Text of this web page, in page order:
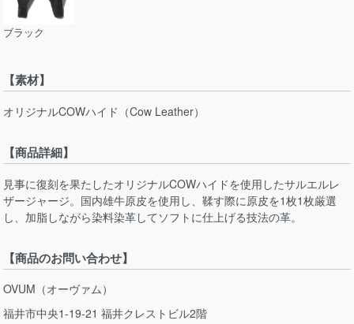
ブラック
【素材】
オリジナルCOWハイド（Cow Leather）
【商品詳細】
見事に復刻を果たしたオリジナルCOWハイドを使用したサルエルレ
ザージャージ。国内雄牛原皮を使用し、鞣す際に原皮を1枚1枚厳選
し、加脂しながら染料染革してソフトに仕上げる技法の革。
【商品のお問い合わせ】
OVUM（オーヴァム）
福井市中央1-19-21 福井クレストビル2階